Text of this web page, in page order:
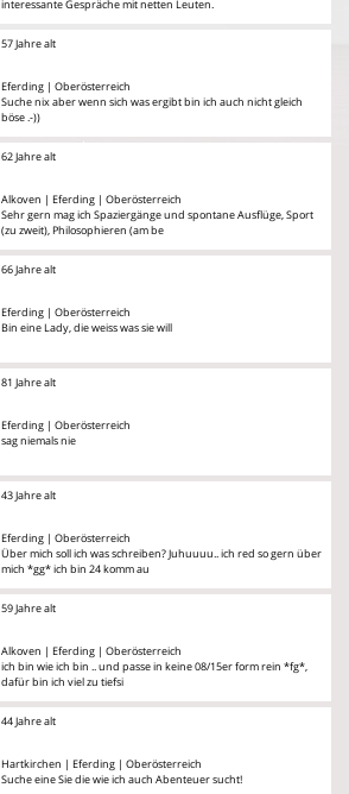
interessante Gespräche mit netten Leuten.
57 Jahre alt
Eferding | Oberösterreich
Suche nix aber wenn sich was ergibt bin ich auch nicht gleich
böse .-))
62 Jahre alt
Alkoven | Eferding | Oberösterreich
Sehr gern mag ich Spaziergänge und spontane Ausflüge, Sport
(zu zweit), Philosophieren (am be
66 Jahre alt
Eferding | Oberösterreich
Bin eine Lady, die weiss was sie will
81 Jahre alt
Eferding | Oberösterreich
sag niemals nie
43 Jahre alt
Eferding | Oberösterreich
Über mich soll ich was schreiben? Juhuuuu.. ich red so gern über
mich *gg* ich bin 24 komm au
59 Jahre alt
Alkoven | Eferding | Oberösterreich
ich bin wie ich bin .. und passe in keine 08/15er form rein *fg*,
dafür bin ich viel zu tiefsi
44 Jahre alt
Hartkirchen | Eferding | Oberösterreich
Suche eine Sie die wie ich auch Abenteuer sucht!